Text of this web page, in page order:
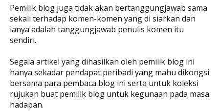
Pemilik blog juga tidak akan bertanggungjawab sama
sekali terhadap komen-komen yang di siarkan dan
ianya adalah tanggungjawab penulis komen itu
sendiri.
Segala artikel yang dihasilkan oleh pemilik blog ini
hanya sekadar pendapat peribadi yang mahu dikongsi
bersama para pembaca blog ini serta untuk koleksi
rujukan buat pemilik blog untuk kegunaan pada masa
hadapan.